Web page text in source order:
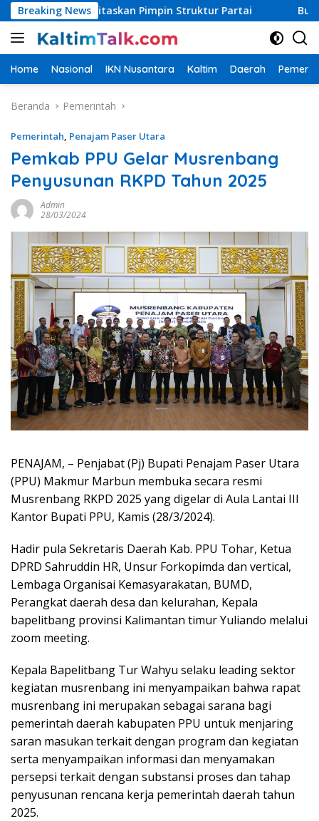
Langsung
ke
konten
Breaking NewsPimpin Struktur Partai Bupati PPU
Home Nasional IKN Nusantara Kaltim Daerah
Beranda Pemerintah
Pemerintah, Penajam Paser Utara
Pemkab PPU Gelar Musrenbang
Penyusunan RKPD Tahun 2025
Admin
28/03/2024
PENAJAM, – Penjabat (Pj) Bupati Penajam Paser Utara
(PPU) Makmur Marbun membuka secara resmi
Musrenbang RKPD 2025 yang digelar di Aula Lantai III
Kantor Bupati PPU, Kamis (28/3/2024).
Hadir pula Sekretaris Daerah Kab. PPU Tohar, Ketua
DPRD Sahruddin HR, Unsur Forkopimda dan vertical,
Lembaga Organisai Kemasyarakatan, BUMD,
Perangkat daerah desa dan kelurahan, Kepala
bapelitbang provinsi Kalimantan timur Yuliando melalui
zoom meeting.
Kepala Bapelitbang Tur Wahyu selaku leading sektor
kegiatan musrenbang ini menyampaikan bahwa rapat
musrenbang ini merupakan sebagai sarana bagi
pemerintah daerah kabupaten PPU untuk menjaring
saran masukan terkait dengan program dan kegiatan
serta menyampaikan informasi dan menyamakan
persepsi terkait dengan substansi proses dan tahap
penyusunan rencana kerja pemerintah daerah tahun
2025.